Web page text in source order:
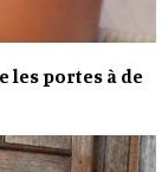
les portes à de